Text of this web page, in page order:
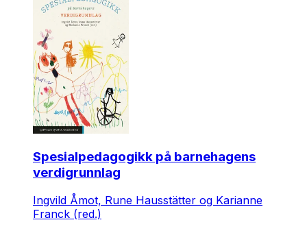
Spesialpedagogikk på barnehagens
verdigrunnlag
Ingvild Åmot, Rune Hausstätter og Karianne
Franck (red.)